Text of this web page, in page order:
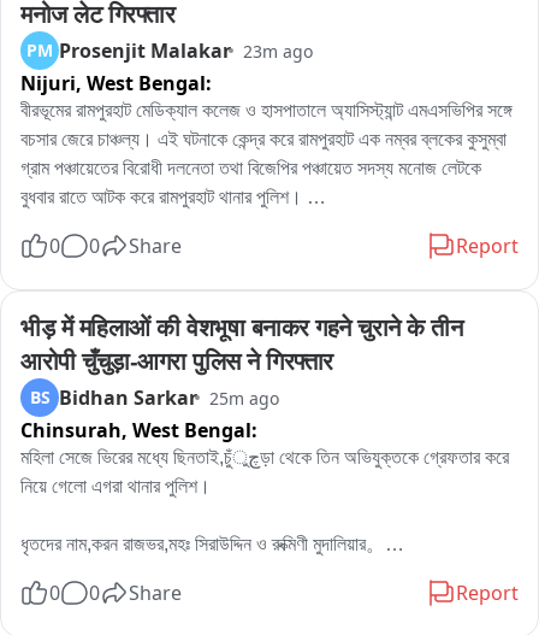
मनोज लेट गिरफ्तार
PM Prosenjit Malakar 23m ago
Nijuri, West Bengal:
বীরভূমের রামপুরহাট মেডিক্যাল কলেজ ও হাসপাতালে অ্যাসিস্ট্যান্ট এমএসভিপির সঙ্গে
বচসার জেরে চাঞ্চল্য। এই ঘটনাকে কেন্দ্র করে রামপুরহাট এক নম্বর ব্লকের কুসুম্বা
গ্রাম পঞ্চায়েতের বিরোধী দলনেতা তথা বিজেপির পঞ্চায়েত সদস্য মনোজ লেটকে
বুধবার রাতে আটক করে রামপুরহাট থানার পুলিশ।
বিজেপির একাধিক নেতৃত্ব ও কর্মীরা। তাঁরা মনোজ লেটকে কোন অভিযোগে আটক
পর পরিস্থিতি স্বাভাবিক হয়।পরে প্রয়োজনীয় প্রক্রিয়া সম্পন্ন করে এদিন সকালে
বিজেপির বিরোধী দলনেতা মনোজ লেটকে ছেড়ে দেয় রামপুরহাট থানার পুলিশ।
0 0 Share Report
भीड़ में महिलाओं की वेशभूषा बनाकर गहने चुराने के तीन
आरोपी चुँचुड़ा-आगरा पुलिस ने गिरफ्तार
BS Bidhan Sarkar 25m ago
Chinsurah, West Bengal:
মহিলা সেজে ভিরের মধ্যে ছিনতাই,চুঁچুড়া থেকে তিন অভিযুক্তকে গ্রেফতার করে
নিয়ে গেলো এগরা থানার পুলিশ।
ধৃতদের নাম,করন রাজভর,মহঃ সিরাউদ্দিন ও রুক্মিণী মুদালিয়ার。
0 0 Share Report